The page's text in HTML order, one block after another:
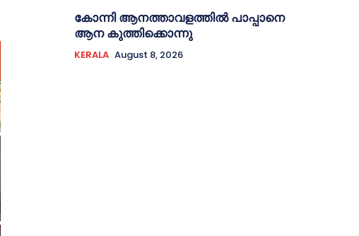
കോന്നി ആനത്താവളത്തില്‍ പാപ്പാനെ
ആന കുത്തിക്കൊന്നു
KERALA August 8, 2026